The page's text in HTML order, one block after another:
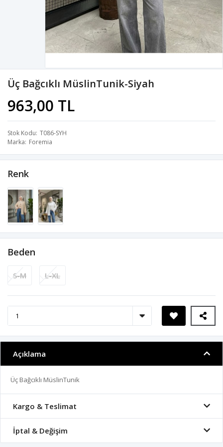
Üç Bağcıklı MüslinTunik-Siyah
963,00 TL
Stok Kodu T086-SYH
Marka Foremia
Renk
Beden
S-M L-XL
Açıklama
Üç Bağcıklı MüslinTunik
Kargo & Teslimat
İptal & Değişim